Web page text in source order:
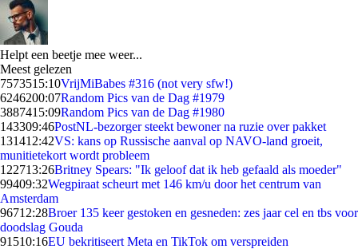
Helpt een beetje mee weer...
Meest gelezen
7573515:10VrijMiBabes #316 (not very sfw!)
6246200:07Random Pics van de Dag #1979
3887415:09Random Pics van de Dag #1980
143309:46PostNL-bezorger steekt bewoner na ruzie over pakket
131412:42VS: kans op Russische aanval op NAVO-land groeit,
munitietekort wordt probleem
122713:26Britney Spears: "Ik geloof dat ik heb gefaald als moeder"
99409:32Wegpiraat scheurt met 146 km/u door het centrum van
Amsterdam
96712:28Broer 135 keer gestoken en gesneden: zes jaar cel en tbs voor
doodslag Gouda
91510:16EU bekritiseert Meta en TikTok om verspreiden